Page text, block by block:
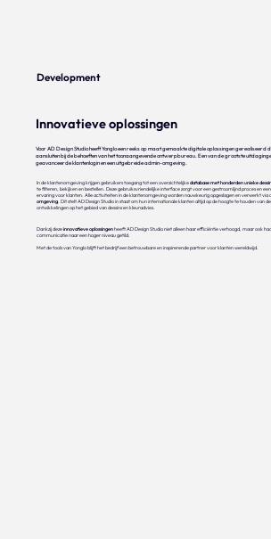
Development
Innovatieve oplossingen
Voor AD Design Studio heeft Yonglo een reeks op maat gemaakte digitale oplossingen gerealiseerd
aansluiten bij de behoeften van het toonaangevende ontwerpbureau. Een van de grootste
geavanceerde klantenlogin en een uitgebreide admin-omgeving.
In de klantenomgeving krijgen gebruikers toegang tot een overzichtelijkedatabase met honderden unieke
te filteren, bekijken en bestellen. Deze gebruiksvriendelijke interface zorgt voor een gestroomlijnd proces en
ervaring voor klanten. Alle activiteiten in de klantenomgeving worden nauwkeurig opgeslagen en verwerkt via
omgeving. Dit stelt AD Design Studio in staat om hun internationale klanten altijd op de hoogte te houden van
ontwikkelingen op het gebied van dessins en kleuradvies.
Dankzij dezeinnovatieve oplossingenheeft AD Design Studio niet alleen haar efficiëntie verhoogd, maar ook
communicatie naar een hoger niveau getild.
Met de tools van Yonglo blijft het bedrijf een betrouwbare en inspirerende partner voor klanten wereldwijd.